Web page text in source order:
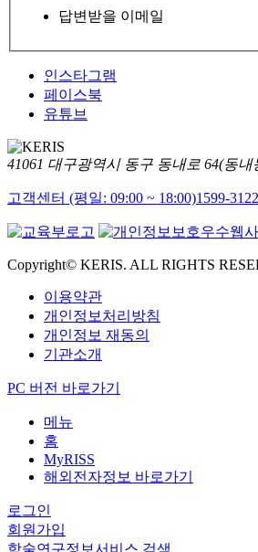
답변받을 이메일
인스타그램
페이스북
유튜브
41061 대구광역시 동구 동내로 64(동내
고객센터 (평일: 09:00 ~ 18:00)1599-3122
Copyright© KERIS. ALL RIGHTS
이용약관
개인정보처리방침
개인정보 재동의
기관소개
PC 버전 바로가기
메뉴
홈
MyRISS
해외전자정보 바로가기
로그인
회원가입
학술연구정보서비스 검색